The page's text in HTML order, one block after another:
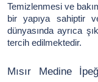
Temizlenmesi ve
bir yapıya sahiptir
dünyasında ayrıca
tercih edilmektedir.
Mısır Medine